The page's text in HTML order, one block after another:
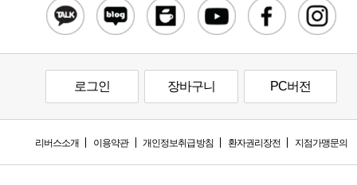
로그인 장바구니 PC버전
리버스소개 이용약관 개인정보취급방침 환자권리장전 지점가맹문의